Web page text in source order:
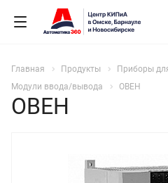
Главная Продукты
Приборы
Модули ввода/вывода
ОВЕН
ОВЕН